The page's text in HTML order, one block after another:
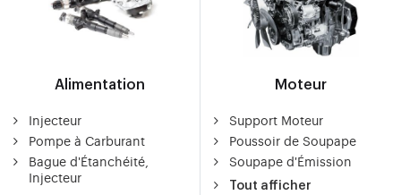
Alimentation
Injecteur
Pompe à Carburant
Bague d'Étanchéité,
Injecteur
Moteur
Support Moteur
Poussoir de Soupape
Soupape d'Émission
Tout afficher